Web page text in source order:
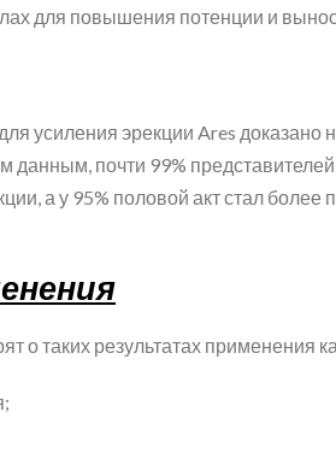
для повышения потенции и
усиления эрекции Ares
данным, почти 99%
а у 95% половой акт стал
о таких результатах применения